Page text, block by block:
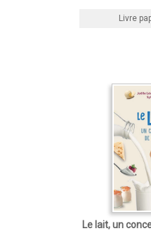
Livre
Le lait, un